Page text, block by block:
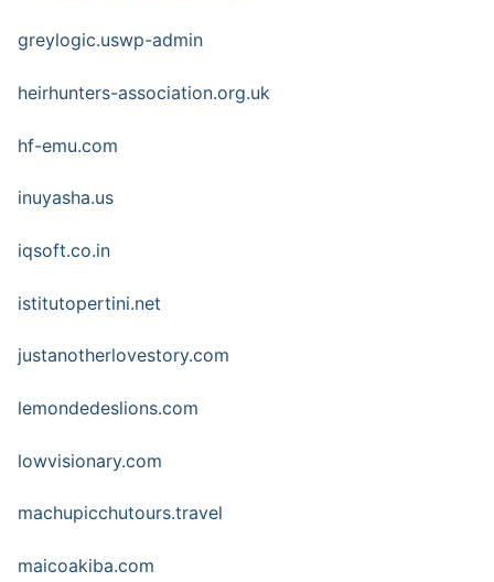
greylogic.uswp-admin
heirhunters-association.org.uk
hf-emu.com
inuyasha.us
iqsoft.co.in
istitutopertini.net
justanotherlovestory.com
lemondedeslions.com
lowvisionary.com
machupicchutours.travel
maicoakiba.com